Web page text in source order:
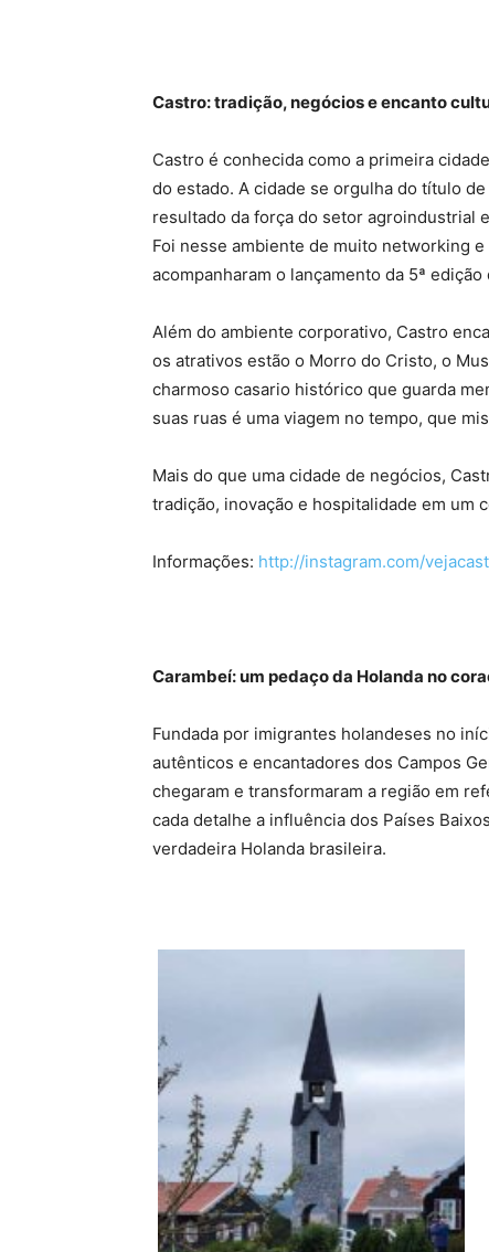
Castro: tradição, negócios e encanto
Castro é conhecida como a primeira
do estado. A cidade se orgulha do título
resultado da força do setor agroindustrial
Foi nesse ambiente de muito networking
acompanharam o lançamento da 5ª
Além do ambiente corporativo, Castro
os atrativos estão o Morro do Cristo, o
charmoso casario histórico que guarda
suas ruas é uma viagem no tempo, que
Mais do que uma cidade de negócios,
tradição, inovação e hospitalidade em um
Informações: http://instagram.com/
Carambeí: um pedaço da Holanda no
Fundada por imigrantes holandeses no
autênticos e encantadores dos Campos
chegaram e transformaram a região em
cada detalhe a influência dos Países
verdadeira Holanda brasileira.